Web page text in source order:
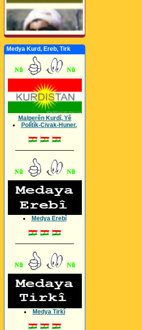
Medya Kurd, Ereb, Tirk
Malperên Kurdî, Yê
Polîtîk-Civak-Huner.
Medya Erebî
Medya Tirkî